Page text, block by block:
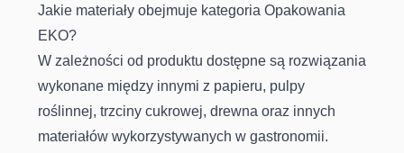
Jakie materiały obejmuje kategoria Opakowania
EKO?
W zależności od produktu dostępne są rozwiązania
wykonane między innymi z papieru, pulpy
roślinnej, trzciny cukrowej, drewna oraz innych
materiałów wykorzystywanych w gastronomii.